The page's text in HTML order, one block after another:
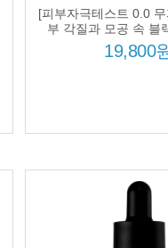
랙헤드 피지 제거
개선 흑미수
[피부자극테스트 0.0
부 각질과 모공 속 블
19,800